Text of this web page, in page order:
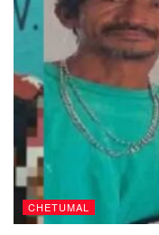
“Quiero
hecho, de
nueva que
CHETUMAL